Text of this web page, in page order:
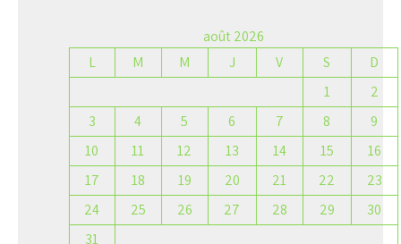
août 2026
L
M M J V S
D
1
2
3
4 5 6 7 8
9
10
11 12 13 14 15
16
17
18 19 20 21 22
23
24
25 26 27 28 29
30
31